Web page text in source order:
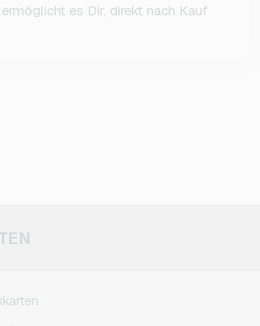
es Dir, direkt nach Kauf